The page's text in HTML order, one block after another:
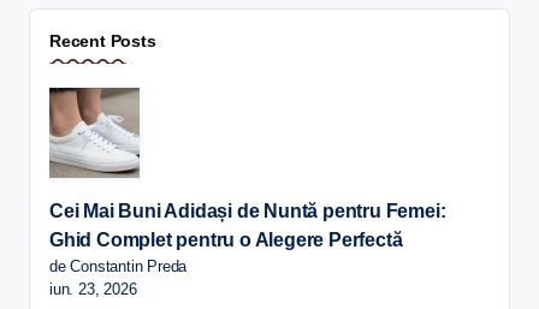
Recent Posts
Cei Mai Buni Adidași de Nuntă pentru Femei:
Ghid Complet pentru o Alegere Perfectă
de Constantin Preda
iun. 23, 2026